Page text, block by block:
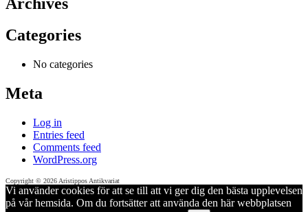
Categories
No categories
Meta
Log in
Entries feed
Comments feed
WordPress.org
Copyright © 2026 Aristippos Antikvariat
Vi använder cookies för att se till att vi ger dig den bästa upplevelsen
på vår hemsida. Om du fortsätter att använda den här webbplatsen